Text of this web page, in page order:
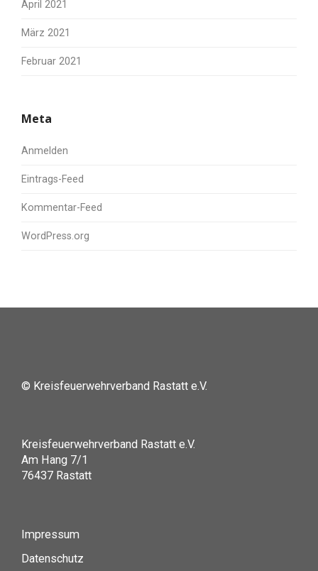
April 2021
März 2021
Februar 2021
Meta
Anmelden
Eintrags-Feed
Kommentar-Feed
WordPress.org
© Kreisfeuerwehrverband Rastatt e.V.
Kreisfeuerwehrverband Rastatt e.V.
Am Hang 7/1
76437 Rastatt
Impressum
Datenschutz